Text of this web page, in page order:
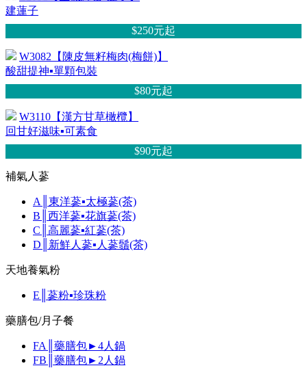
建蓮子
$250元起
W3082【陳皮無籽梅肉(梅餅)】
酸甜提神▪單顆包裝
$80元起
W3110【漢方甘草橄欖】
回甘好滋味▪可素食
$90元起
補氣人蔘
A║東洋蔘▪太極蔘(茶)
B║西洋蔘▪花旗蔘(茶)
C║高麗蔘▪紅蔘(茶)
D║新鮮人蔘▪人蔘鬚(茶)
天地養氣粉
E║蔘粉▪珍珠粉
藥膳包/月子餐
FA║藥膳包►4人鍋
FB║藥膳包►2人鍋